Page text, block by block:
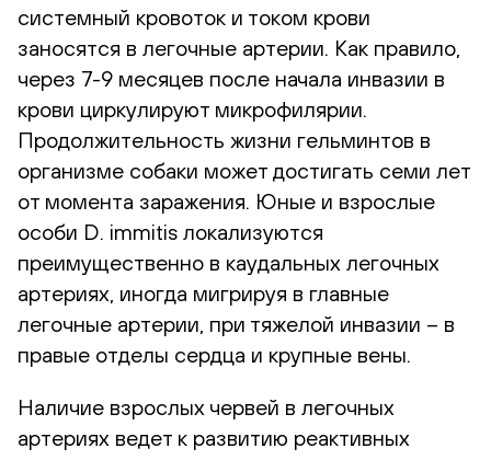
системный кровоток и током крови
заносятся в легочные артерии. Как правило,
через 7-9 месяцев после начала инвазии в
крови циркулируют микрофилярии.
Продолжительность жизни гельминтов в
организме собаки может достигать семи лет
от момента заражения. Юные и взрослые
особи D. immitis локализуются
преимущественно в каудальных легочных
артериях, иногда мигрируя в главные
легочные артерии, при тяжелой инвазии – в
правые отделы сердца и крупные вены.
Наличие взрослых червей в легочных
артериях ведет к развитию реактивных